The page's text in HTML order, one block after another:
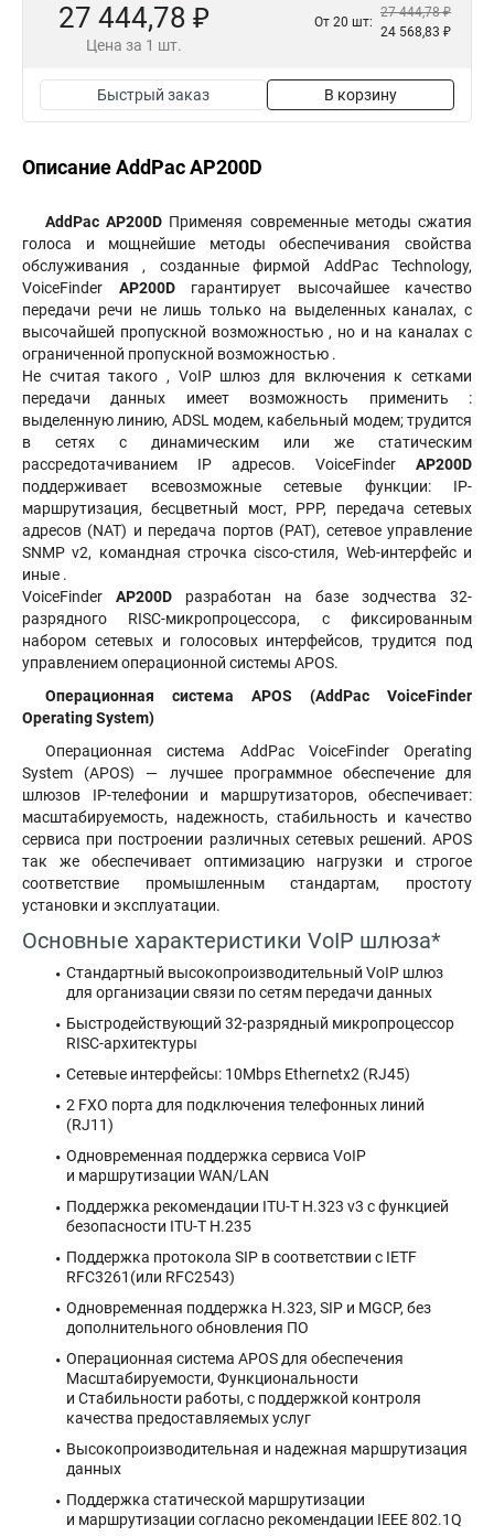
27 444,78 ₽
Цена за 1 шт.
От 20 шт:
27 444,78 ₽
24 568,83 ₽
Быстрый заказ В корзину
Описание AddPac AP200D
AddPac AP200D Применяя современные методы сжатия
голоса и мощнейшие методы обеспечивания свойства
обслуживания , созданные фирмой AddPac Technology,
VoiceFinder AP200Dгарантирует высочайшее качество
передачи речи не лишь только на выделенных каналах, с
высочайшей пропускной возможностью , но и на каналах с
ограниченной пропускной возможностью .
Не считая такого , VoIP шлюз для включения к сетками
передачи данных имеет возможность применить :
выделенную линию, ADSL модем, кабельный модем; трудится
в сетях с динамическим или же статическим
рассредотачиванием IP адресов. VoiceFinder AP200D
поддерживает всевозможные сетевые функции: IP-
маршрутизация, бесцветный мост, PPP, передача сетевых
адресов (NAT) и передача портов (PAT), сетевое управление
SNMP v2, командная строчка cisco-стиля, Web-интерфейс и
иные .
VoiceFinder AP200D разработан на базе зодчества 32-
разрядного RISC-микропроцессора, с фиксированным
набором сетевых и голосовых интерфейсов, трудится под
управлением операционной системы APOS.
Операционная система APOS (AddPac VoiceFinder
Operating System)
Операционная система AddPac VoiceFinder Operating
System (APOS) — лучшее программное обеспечение для
шлюзов IP-телефонии и маршрутизаторов, обеспечивает:
масштабируемость, надежность, стабильность и качество
сервиса при построении различных сетевых решений. APOS
так же обеспечивает оптимизацию нагрузки и строгое
соответствие промышленным стандартам, простоту
установки и эксплуатации.
Основные характеристики VoIP шлюза*
Стандартный высокопроизводительный VoIP шлюз
для организации связи по сетям передачи данных
Быстродействующий 32-разрядный микропроцессор
RISC-архитектуры
Сетевые интерфейсы: 10Mbps Ethernetx2 (RJ45)
2 FXO порта для подключения телефонных линий
(RJ11)
Одновременная поддержка сервиса VoIP
и маршрутизации WAN/LAN
Поддержка рекомендации ITU-T H.323 v3 с функцией
безопасности ITU-T H.235
Поддержка протокола SIP в соответствии с IETF
RFC3261(или RFC2543)
Одновременная поддержка H.323, SIP и MGCP, без
дополнительного обновления ПО
Операционная система APOS для обеспечения
Масштабируемости, Функциональности
и Стабильности работы, с поддержкой контроля
качества предоставляемых услуг
Высокопроизводительная и надежная маршрутизация
данных
Поддержка статической маршрутизации
и маршрутизации согласно рекомендации IEEE 802.1Q